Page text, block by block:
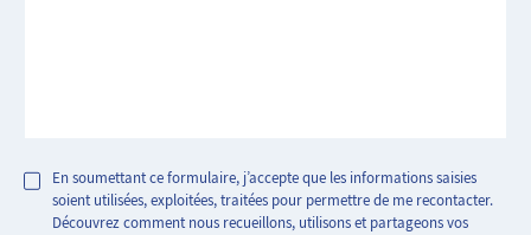
En soumettant ce formulaire, j’accepte que les informations saisies
soient utilisées, exploitées, traitées pour permettre de me recontacter.
Découvrez comment nous recueillons, utilisons et partageons vos